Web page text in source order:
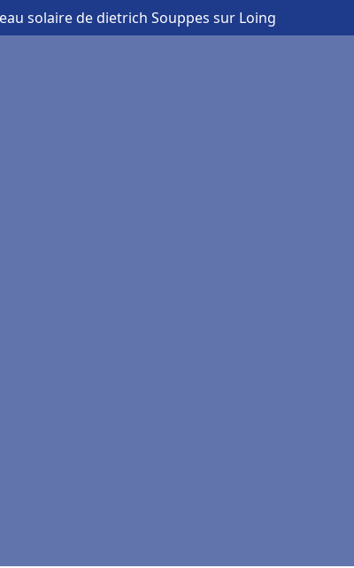
solaire de dietrich Souppes sur Loing